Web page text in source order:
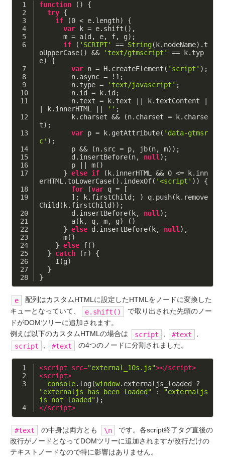
function ( ) {
try {
if (0 < e.length) {
var k = e.shift(),
      m = a(d, e, f, g);
if ( 'SCRIPT' == String(k.nodeName).t
oUpperCase() &&
'text/gtmscript'
== k.typ
e) {
var n = H.createElement( 'script' );
        n.async = !
1;
        n.type =
'text/javascript' ;
        n.id = k.id;
| k.innerHTML ||
'' ;
t);
var p = k.getAttribute( 'data-gtmsr
c' );
        p && (n.src = p, jb(n, m));
        d.insertBefore(n,
null);
        p || m()
      }
else if (k.innerHTML && 0 <= k.inn
erHTML.toLowerCase().indexOf( '<script' )) {
for (var q = [
Child(k.firstChild));
        d.insertBefore(k,
null);
        a(k, q, m, g) ()
      }
else d.insertBefore(k, null),
      m()
    }
else f()
  }
catch (r) {
    I(g)
  }
}
e
配列はカスタムHTMLに設定したHTMLをノードに変換した
キューとなっていて、
e.shift()
で取り出された先頭のノー
ドがDOMツリーに追加されます。
例えば以下のカスタムHTMLの場合は
script #text
script
#text の4つのノードに分割されました。
<script src="external_10s.js"></script>
<script>
console.log(window
"externaljs has been loaded" :
"externaljs
is not loaded");
</script>
#text の中身は両方とも \n
です。各script終了タグ直後の
改行がノードとなってDOMツリーに追加されますが改行だけの
テキストノードなので特に影響はありません。